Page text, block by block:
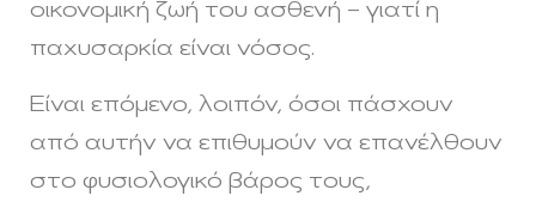
οικονομική ζωή του ασθενή – γιατί η
παχυσαρκία είναι νόσος.
Είναι επόμενο, λοιπόν, όσοι πάσχουν
από αυτήν να επιθυμούν να επανέλθουν
στο φυσιολογικό βάρος τους,